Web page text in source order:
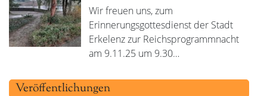
Wir freuen uns, zum
Erinnerungsgottesdienst der Stadt
Erkelenz zur Reichsprogrammnacht
am 9.11.25 um 9.30…
Veröffentlichungen